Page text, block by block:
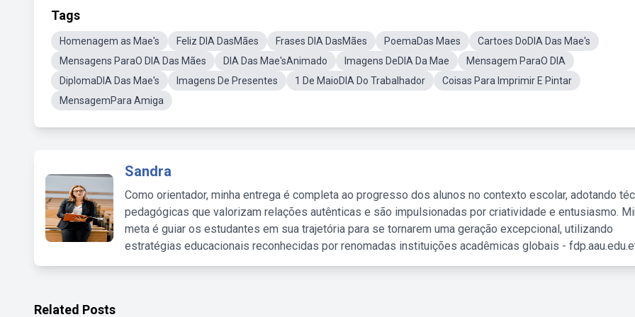
Tags
Homenagem as Mae's Feliz DIA DasMães Frases DIA DasMães PoemaDas Maes
Cartoes DoDIA Das Mae's
Mensagens ParaO DIA Das Mães
DIA Das Mae'sAnimado Imagens DeDIA Da Mae
Mensagem ParaO DIA
DiplomaDIA Das Mae's
Imagens De Presentes 1 De MaioDIA Do Trabalhador
Coisas Para Imprimir E Pintar
MensagemPara Amiga
Sandra
Como orientador, minha entrega é completa ao progresso dos alunos no contexto escolar, adotando
pedagógicas que valorizam relações autênticas e são impulsionadas por criatividade e entusiasmo.
meta é guiar os estudantes em sua trajetória para se tornarem uma geração excepcional, utilizando
estratégias educacionais reconhecidas por renomadas instituições acadêmicas globais -
Related Posts